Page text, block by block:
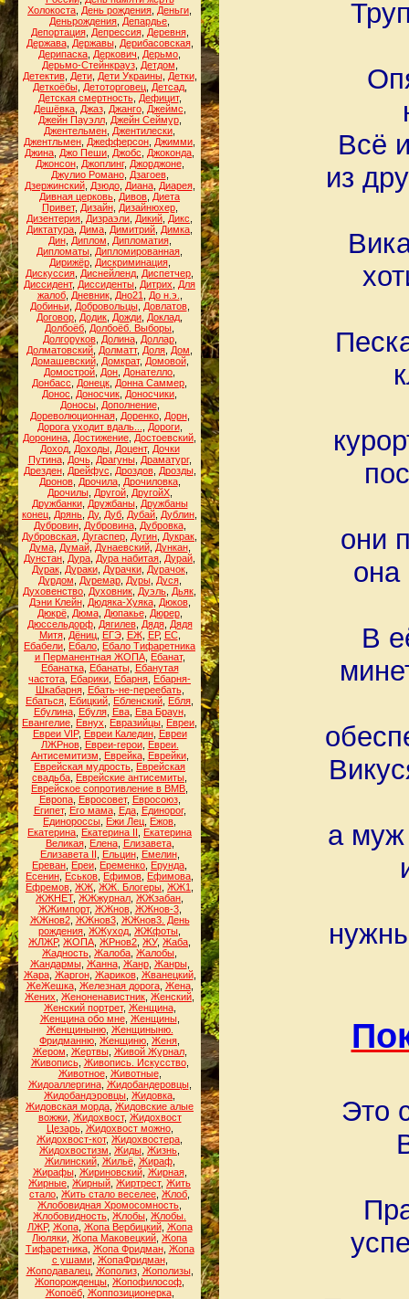
Холокоста День рождения Деньги
Деньрождения Депардье
Депортация, Депрессия, Деревня,
Держава, Державы, Дерибасовская,
Дерипаска Деркович Дерьмо
Дерьмо-Стейнкрауз, Детдом
Детектив, Дети, Дети Украины, Детки,
Деткоёбы, Детоторговец, Детсад,
Детская смертность, Дефицит,
Дешёвка, Джаз, Джанго, Джеймс
Джейн Пауэлл, Джейн Сеймур,
Джентельмен Джентилески
Джентльмен Джефферсон Джимми
Джина Джо Пеши Джобс Джоконда
Джонсон, Джоплинг, Джорджоне,
Джулио Романо, Дзагоев,
Дзержинский, Дзюдо, Диана, Диарея,
Дивная церковь Дивов Диета
Привет, Дизайн, Дизайнюхер,
Дизентерия Дизраэли Дикий Дикс
Диктатура Дима Димитрий Димка
Дин, Диплом Дипломатия,
Дипломаты Дипломированная
Дирижёр, Дискриминация,
Дискуссия Диснейленд Диспетчер
Диссидент, Диссиденты Дитрих
Для
жалоб, Дневник, Дно21 До н.э.
Добиньи, Добровольцы, Довлатов,
Договор Додик Дожди Доклад
Долбоёб Долбоёб. Выборы
Долгоруков, Долина, Доллар,
Долматовский Долматт, Доля Дом
Домашевский, Домкрат, Домовой,
Домострой Дон Донателло
Донбасс
Донецк Донна Саммер
Донос
Доносчик Доносчики
Доносы, Дополнение,
Дореволюционная, Доренко, Дорн,
Дорога уходит вдаль...
Дороги,
Доронина Достижение Достоевский
Доход, Доходы, Доцент, Дочки
Путина, Дочь, Драгуны, Драматург,
Дрезден, Дрейфус Дроздов, Дрозды,
Дронов, Дрочила, Дрочиловка,
Дрочилы, Другой, ДругойХ,
Дружбанки, Дружбаны, Дружбаны
конец Дрянь Ду, Дуб Дубай Дублин
Дубровин, Дубровина, Дубровка,
Дубровская Дугаспер Дугин Дукрак
Дума, Думай, Дунаевский, Дункан,
Дунстан Дура Дура набитая Дурай
Дурак, Дураки, Дурачки, Дурачок,
Дурдом
Дуремар, Дуры, Дуся,
Духовенство Духовник Дуэль Дьяк
Дэни Клейн, Дюдяка-Хуяка, Дюков,
Дюкрё, Дюма, Дюпакье, Дюрер,
Дюссельдорф, Дягилев, Дядя, Дядя
Митя, Дёниц, ЕГЭ, ЕЖ, ЕР, ЕС,
Ебабели Ебало Ебало Тифаретника
и Перманентная ЖОПА, Ебанат,
Ебанатка, Ебанаты, Ебанутая
частота Ебарики Ебарня Ебарня-
Шкабарня, Ебать-не-переебать,
Ебаться Ебицкий Ебленский Ебля
Ебулина, Ебуля, Ева, Ева Браун,
Евангелие Евнух Евразийцы Евреи
Евреи VIP, Евреи Каледин, Евреи
ЛЖРнов, Евреи-герои, Евреи.
Антисемитизм
Еврейка, Еврейки,
Еврейская мудрость Еврейская
свадьба Еврейские антисемиты
Еврейское сопротивление в ВМВ
Европа, Евросовет, Евросоюз,
Египет, Его мама, Еда, Единорог,
Единороссы Ежи Лец Ежов
Екатерина Екатерина II
Екатерина
Великая, Елена, Елизавета,
Елизавета II
Ельцин, Емелин,
Ереван Ереи Еременко Ерунда
Есенин Еськов Ефимов Ефимова
Ефремов ЖЖ ЖЖ. Блогеры ЖЖ1
ЖЖНЕТ, ЖЖжурнал ЖЖзабан
ЖЖимпорт, ЖЖнов, ЖЖнов-3,
ЖЖнов2, ЖЖнов3, ЖЖнов3. День
рождения ЖЖуход ЖЖфоты
ЖЛЖР, ЖОПА ЖРнов2 ЖУ, Жаба
Жадность Жалоба Жалобы
Жандармы, Жанна, Жанр, Жанры,
Жара, Жаргон, Жариков, Жванецкий,
ЖеЖешка, Железная дорога, Жена,
Жених Женоненавистник Женский
Женский портрет, Женщина,
Женщина обо мне, Женщины,
Женщиныню, Женщиныню.
Фридманню Женщиню Женя
Жером Жертвы, Живой Журнал,
Живопись, Живопись. Искусство,
Животное, Животные,
Жидоаллергина, Жидобандеровцы,
Жидобандэровцы Жидовка
Жидовская морда Жидовские алые
вожжи, Жидохвост, Жидохвост
Цезарь, Жидохвост можно,
Жидохвост-кот, Жидохвостера
Жидохвостизм Жиды Жизнь
Жилинский, Жильё, Жираф,
Жирафы, Жириновский, Жирная,
Жирные Жирный Жиртрест, Жить
стало Жить стало веселее Жлоб
Жлобовидная Хромосомность
Жлобовидность Жлобы Жлобы.
ЛЖР, Жопа, Жопа Вербицкий, Жопа
Люляки Жопа Маковецкий Жопа
Тифаретника, Жопа Фридман, Жопа
с ушами, ЖопаФридман,
Жоподавалец, Жополиз, Жополизы,
Жопорожденцы Жопофилософ
Жопоёб, Жоппозиционерка,
Всё
из
они
она
В
а муж
Это